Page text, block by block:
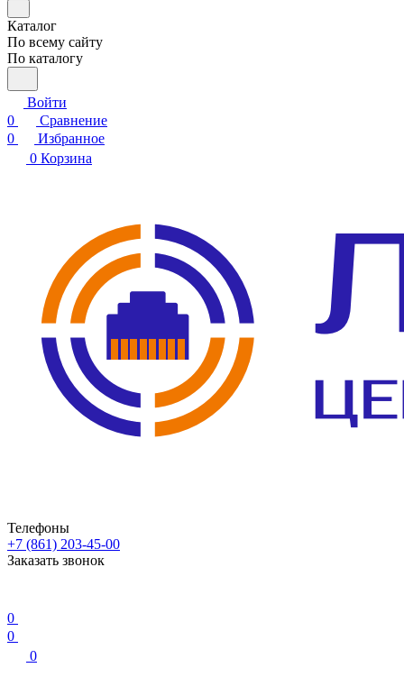
Каталог
По всему сайту
По каталогу
Войти
0
Сравнение
0
Избранное
0 Корзина
Телефоны
+7 (861) 203-45-00
Заказать звонок
0
0
0